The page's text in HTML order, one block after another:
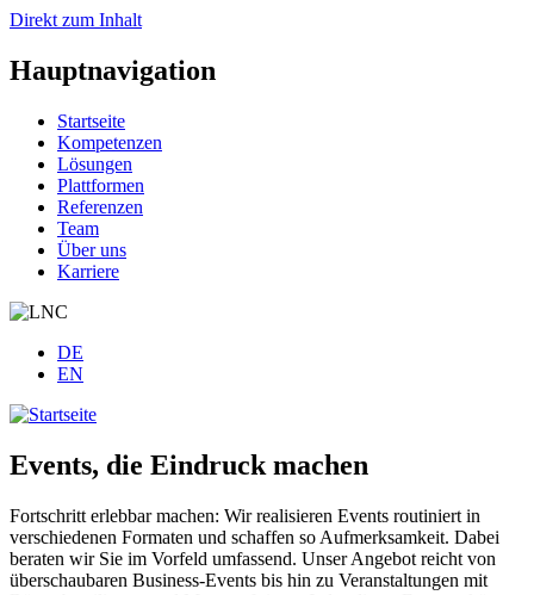
Direkt zum Inhalt
Hauptnavigation
Startseite
Kompetenzen
Lösungen
Plattformen
Referenzen
Team
Über uns
Karriere
DE
EN
Events, die Eindruck machen
Fortschritt erlebbar machen: Wir realisieren Events routiniert in
verschiedenen Formaten und schaffen so Aufmerksamkeit. Dabei
beraten wir Sie im Vorfeld umfassend. Unser Angebot reicht von
überschaubaren Business-Events bis hin zu Veranstaltungen mit